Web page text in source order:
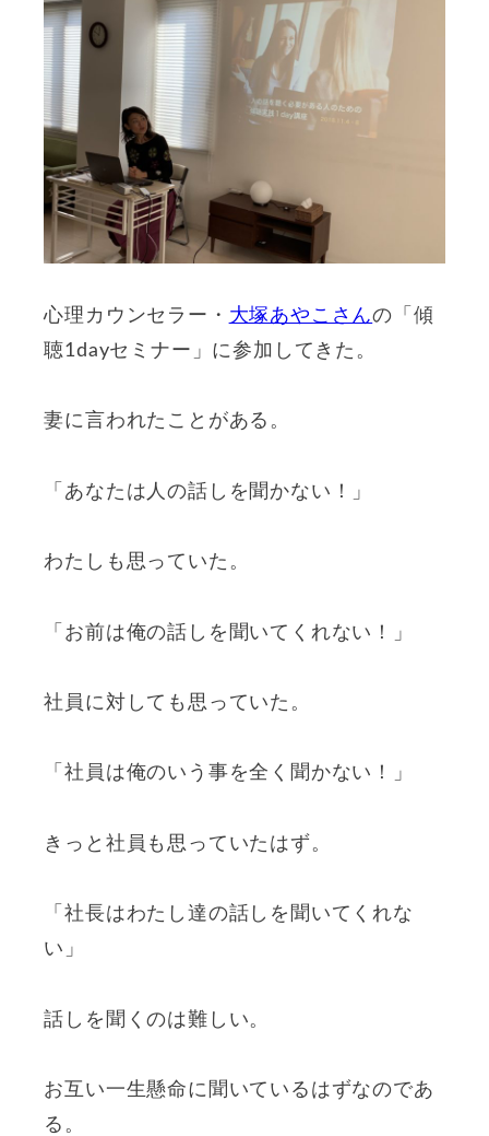
心理カウンセラー・ 大塚あやこさんの「傾
聴1dayセミナー」に参加してきた。
妻に言われたことがある。
「あなたは人の話しを聞かない！」
わたしも思っていた。
「お前は俺の話しを聞いてくれない！」
社員に対しても思っていた。
「社員は俺のいう事を全く聞かない！」
きっと社員も思っていたはず。
「社長はわたし達の話しを聞いてくれな
い」
話しを聞くのは難しい。
お互い一生懸命に聞いているはずなのであ
る。